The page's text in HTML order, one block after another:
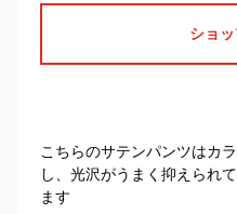
ショ
こちらのサテンパンツはカ
し、光沢がうまく抑えられ
ます